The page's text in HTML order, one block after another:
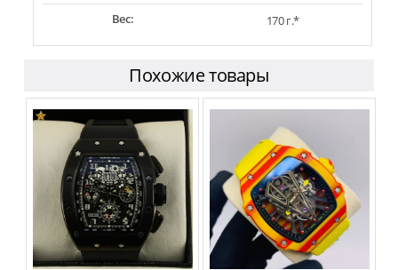
Вес:
170 г.*
Похожие товары